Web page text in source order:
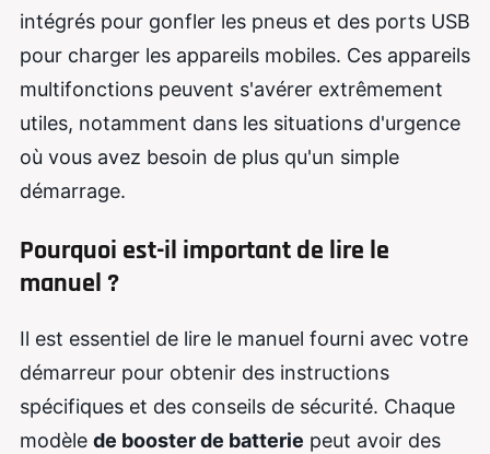
intégrés pour gonfler les pneus et des ports USB
pour charger les appareils mobiles. Ces appareils
multifonctions peuvent s'avérer extrêmement
utiles, notamment dans les situations d'urgence
où vous avez besoin de plus qu'un simple
démarrage.
Pourquoi est-il important de lire le
manuel ?
Il est essentiel de lire le manuel fourni avec votre
démarreur pour obtenir des instructions
spécifiques et des conseils de sécurité. Chaque
modèle de booster de batterie peut avoir des